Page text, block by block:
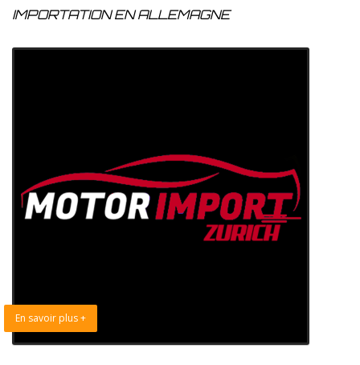
IMPORTATION EN ALLEMAGNE
En savoir plus +